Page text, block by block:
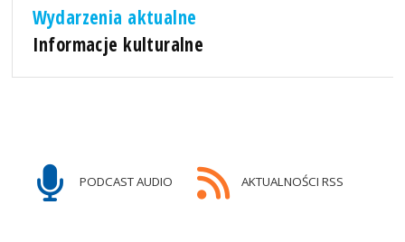
Wydarzenia aktualne
Informacje kulturalne
PODCAST AUDIO AKTUALNOŚCI RSS